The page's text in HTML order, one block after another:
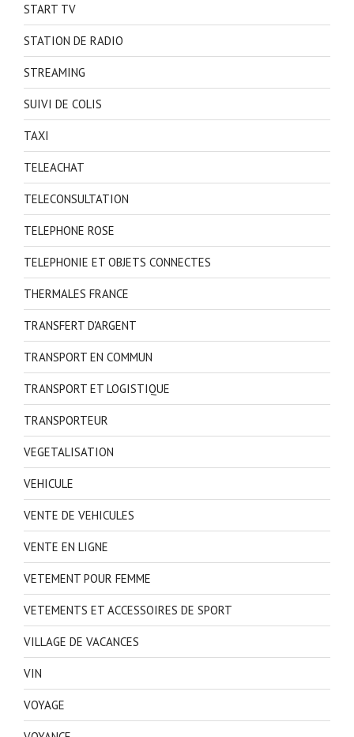
START TV
STATION DE RADIO
STREAMING
SUIVI DE COLIS
TAXI
TELEACHAT
TELECONSULTATION
TELEPHONE ROSE
TELEPHONIE ET OBJETS CONNECTES
THERMALES FRANCE
TRANSFERT D'ARGENT
TRANSPORT EN COMMUN
TRANSPORT ET LOGISTIQUE
TRANSPORTEUR
VEGETALISATION
VEHICULE
VENTE DE VEHICULES
VENTE EN LIGNE
VETEMENT POUR FEMME
VETEMENTS ET ACCESSOIRES DE SPORT
VILLAGE DE VACANCES
VIN
VOYAGE